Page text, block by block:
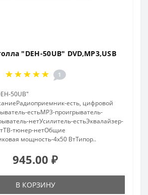
"DEH-50UB" DVD,MP3,USB
1
50UB"
есть, цифровой
естьMP3-проигрыватель-
нетУсилитель-естьЭквалайзер-
тюнер-нетОбщие
мощность-4x50 ВтТипор..
945.00 ₽
В КОРЗИНУ